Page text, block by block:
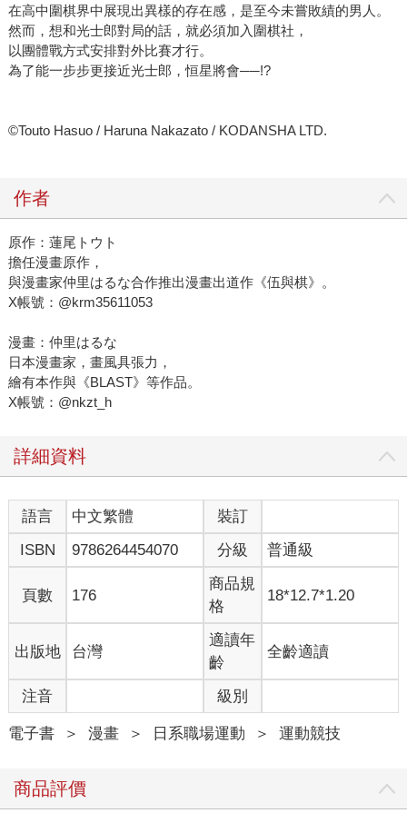
在高中圍棋界中展現出異樣的存在感，是至今未嘗敗績的男人。
然而，想和光士郎對局的話，就必須加入圍棋社，
以團體戰方式安排對外比賽才行。
為了能一步步更接近光士郎，恒星將會──!?
©Touto Hasuo / Haruna Nakazato / KODANSHA LTD.
作者
原作：蓮尾トウト
擔任漫畫原作，
與漫畫家仲里はるな合作推出漫畫出道作《伍與棋》。
X帳號：@krm35611053
漫畫：仲里はるな
日本漫畫家，畫風具張力，
繪有本作與《BLAST》等作品。
X帳號：@nkzt_h
詳細資料
語言 中文繁體
裝訂
ISBN
9786264454070 分級 普通級
頁數 176
商品規
格
18*12.7*1.20
出版地 台灣
適讀年
齡
全齡適讀
注音 級別
電子書 ＞ 漫畫 ＞ 日系職場運動 ＞ 運動競技
商品評價